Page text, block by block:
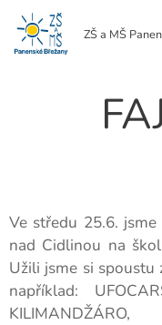
ZŠ a MŠ
Ve středu 25.6.
nad Cidlinou na
Užili jsme si spoustu
například:
KILIMANDŽÁRO,